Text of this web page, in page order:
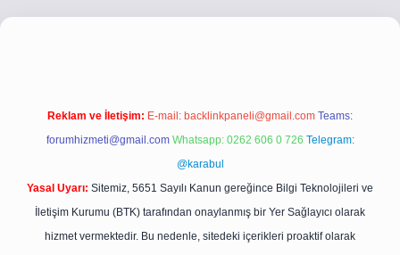
betci.cobetci girişbetci girişhiltonbet yeni giriş
Reklam ve İletişim: E-mail: backlinkpaneli@gmail.com Teams:
forumhizmeti@gmail.com Whatsapp: 0262 606 0 726 Telegram:
@karabul
Yasal Uyarı: Sitemiz, 5651 Sayılı Kanun gereğince Bilgi Teknolojileri ve
İletişim Kurumu (BTK) tarafından onaylanmış bir Yer Sağlayıcı olarak
hizmet vermektedir. Bu nedenle, sitedeki içerikleri proaktif olarak